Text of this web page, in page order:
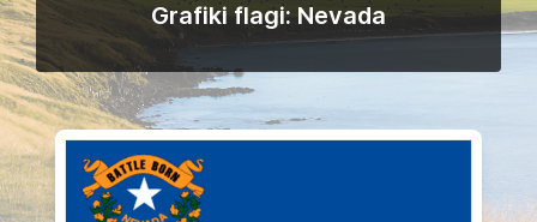
Grafiki flagi: Nevada